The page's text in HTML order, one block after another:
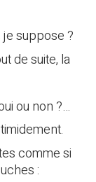
je suppose ?
de suite, la
ou non ?…
comme si
: